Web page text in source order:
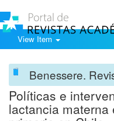
View Item
Benessere.
Políticas e
lactancia materna